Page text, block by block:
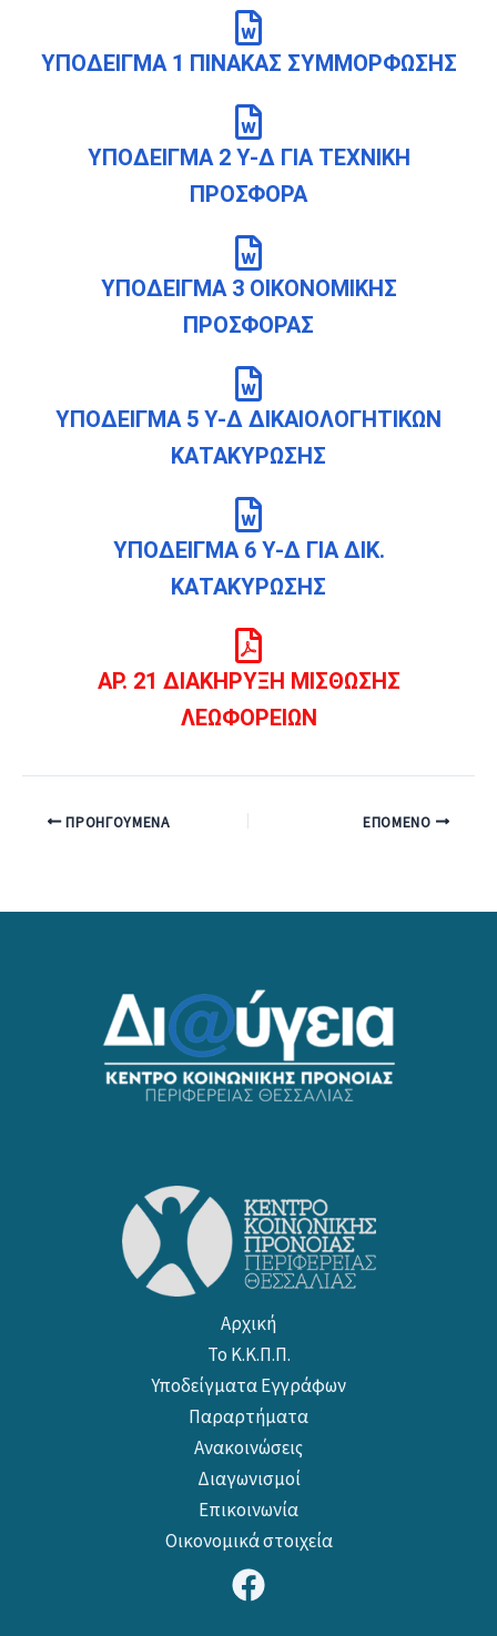
ΥΠΟΔΕΙΓΜΑ 1 ΠΙΝΑΚΑΣ ΣΥΜΜΟΡΦΩΣΗΣ
ΥΠΟΔΕΙΓΜΑ 2 Υ-Δ ΓΙΑ ΤΕΧΝΙΚΗ
ΠΡΟΣΦΟΡΑ
ΥΠΟΔΕΙΓΜΑ 3 ΟΙΚΟΝΟΜΙΚΗΣ
ΠΡΟΣΦΟΡΑΣ
ΥΠΟΔΕΙΓΜΑ 5 Υ-Δ ΔΙΚΑΙΟΛΟΓΗΤΙΚΩΝ
ΚΑΤΑΚΥΡΩΣΗΣ
ΥΠΟΔΕΙΓΜΑ 6 Υ-Δ ΓΙΑ ΔΙΚ.
ΚΑΤΑΚΥΡΩΣΗΣ
ΑΡ. 21 ΔΙΑΚΗΡΥΞΗ ΜΙΣΘΩΣΗΣ
ΛΕΩΦΟΡΕΙΩΝ
ΠΡΟΗΓΟΎΜΕΝΑ ΕΠΌΜΕΝΟ
Αρχική
Το Κ.Κ.Π.Π.
Υποδείγματα Εγγράφων
Παραρτήματα
Ανακοινώσεις
Διαγωνισμοί
Επικοινωνία
Οικονομικά στοιχεία